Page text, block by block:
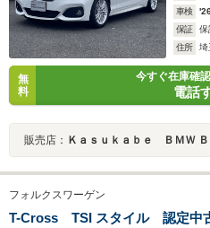
車検
保証
保
住所
埼
無
料
今すぐ在庫確
電話
販売店： Ｋａｓｕｋａｂｅ ＢＭＷ ＢＭＷ Ｐｒ
フォルクスワーゲン
T-Cross TSI スタイル 認定中